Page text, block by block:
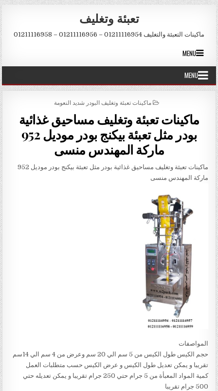
Skip to content
تعبئة وتغليف
ماكينات التعبئة والتغليف 01211116954 – 01211116956 – 01211116958
MENU
MENU
POSTED IN
ماكينات تعبئة وتغليف البودر شديد النعومة
ماكينات تعبئة وتغليف مساحيق غذائية
بودر مثل تعبئة بيكنج بودر موديل 952
ماركة المهندس منسى
ماكينات تعبئة وتغليف مساحيق غذائية بودر مثل تعبئة بيكنج بودر موديل 952
ماركة المهندس منسى
المواصفات
حجم الكيس طول الكيس من 5 سم الي 20 سم وعرض من 4 سم الي 14سم
تقريبا و يمكن تعديل طول الكيس و عرض الكيس حسب متطلبات العمل
كمية المواد المعبأة من 5 جرام حتي 250 جرام تقريبا و يمكن تعديله حتي
500 جرام تقريبا